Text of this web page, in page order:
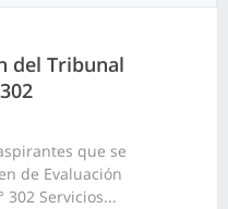
del Tribunal
que se
de Evaluación
Servicios...